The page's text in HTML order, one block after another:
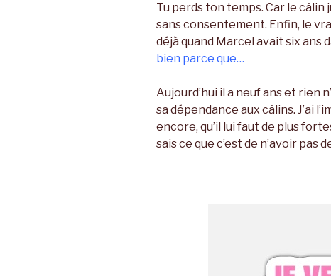
Tu perds ton temps. Car le câlin
sans consentement. Enfin, le
déjà quand Marcel avait six ans
bien parce que…
Aujourd’hui il a neuf ans et rien
sa dépendance aux câlins. J’ai
encore, qu’il lui faut de plus
sais ce que c’est de n’avoir pas